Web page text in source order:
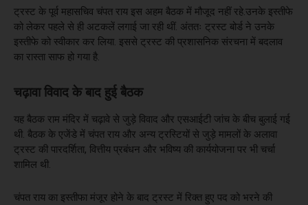
ट्रस्ट के पूर्व महासचिव चंपत राय इस अहम बैठक में मौजूद नहीं रहे.उनके इस्तीफे
को लेकर पहले से ही अटकलें लगाई जा रही थीं. अंततः ट्रस्ट बोर्ड ने उनके
इस्तीफे को स्वीकार कर लिया. इससे ट्रस्ट की प्रशासनिक संरचना में बदलाव
का रास्ता साफ हो गया है.
चढ़ावा विवाद के बाद हुई बैठक
यह बैठक राम मंदिर में चढ़ावे से जुड़े विवाद और एसआईटी जांच के बीच बुलाई गई
थी. बैठक के एजेंडे में चंपत राय और अन्य ट्रस्टियों से जुड़े मामलों के अलावा
ट्रस्ट की पारदर्शिता, वित्तीय प्रबंधन और भविष्य की कार्ययोजना पर भी चर्चा
शामिल थी.
चंपत राय का इस्तीफा मंजूर होने के बाद ट्रस्ट में रिक्त हुए पद को भरने की